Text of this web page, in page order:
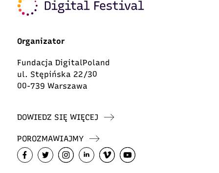
Organizator
Fundacja DigitalPoland
ul. Stępińska 22/30
00-739 Warszawa
DOWIEDZ SIĘ WIĘCEJ
POROZMAWIAJMY